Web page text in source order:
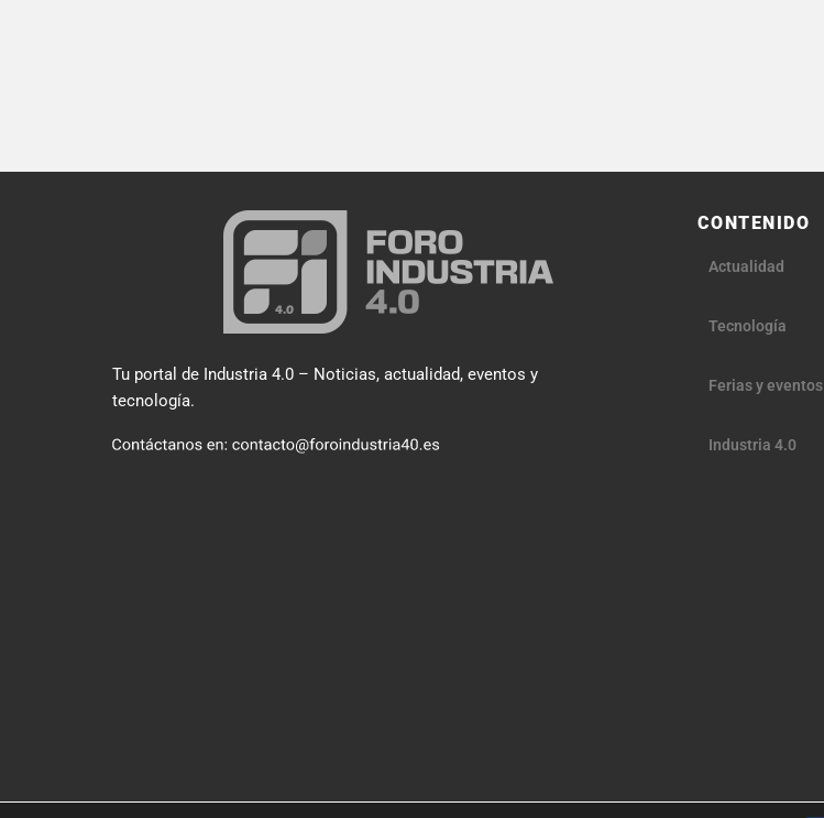
Tu portal de Industria 4.0 – Noticias, actualidad, eventos y
tecnología.
CONTENIDO
Actualidad
Tecnología
Ferias y eventos
Industria 4.0